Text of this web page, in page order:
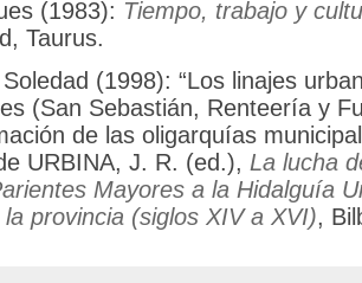
(1983): Tiempo, trabajo y
Taurus.
(1998): “Los linajes
(San Sebastián, Renteería y
de las oligarquías
URBINA, J. R. (ed.), La lucha
Mayores a la Hidalguía
provincia (siglos XIV a XVI),